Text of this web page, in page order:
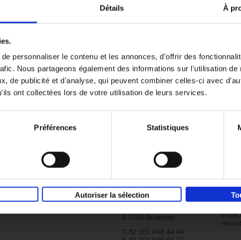
Détails À
personnaliser le contenu et les annonces, d'offrir des
Nous partageons également des informations sur l'utilisation de
de publicité et d'analyse, qui peuvent combiner celles-ci avec
ont collectées lors de votre utilisation de leurs services.
Préférences Statistiques
Autoriser la sélection
reward
Axel Smits
Bart Van den Bussche
Couverture souple
2024 222
Qui sommes-nous?
Éditions Racine
Tour & Taxis
Avenue du Port, 86C
B-1000 Bruxelles
T. 32 (0)2 646 44 44
Envie